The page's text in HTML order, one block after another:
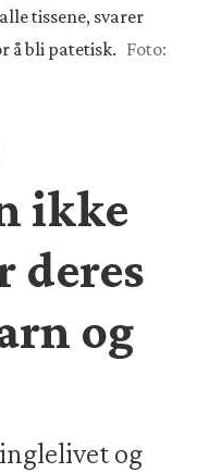
tissene, svarer
å bli patetisk. Foto:
ikke
deres
og
og